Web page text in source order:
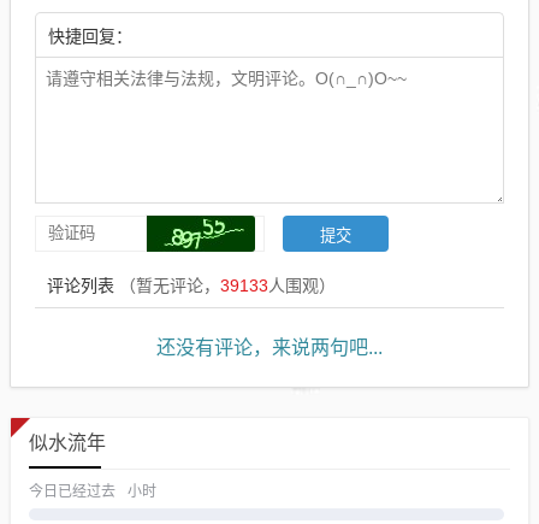
快捷回复：
评论列表 （暂无评论， 39133人围观）
还没有评论，来说两句吧...
似水流年
今日已经过去 小时